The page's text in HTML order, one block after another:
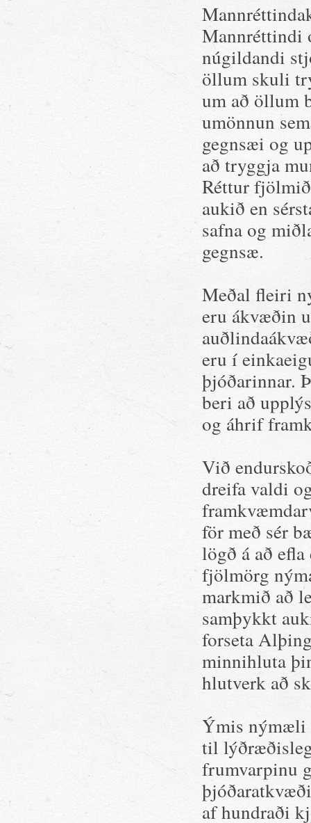
Mannréttindi
núgildandi
öllum skuli
um að öllum
umönnun
gegnsæi og
að tryggja
Réttur
aukið en
safna og
gegnsæ.
Meðal fleiri
eru ákvæðin
eru í
þjóðarinnar.
beri að
og áhrif
Við
dreifa valdi
för með sér
lögð á að
fjölmörg
markmið að
samþykkt
forseta
minnihluta
hlutverk að
Ýmis nýmæli
til
frumvarpinu
af hundraði